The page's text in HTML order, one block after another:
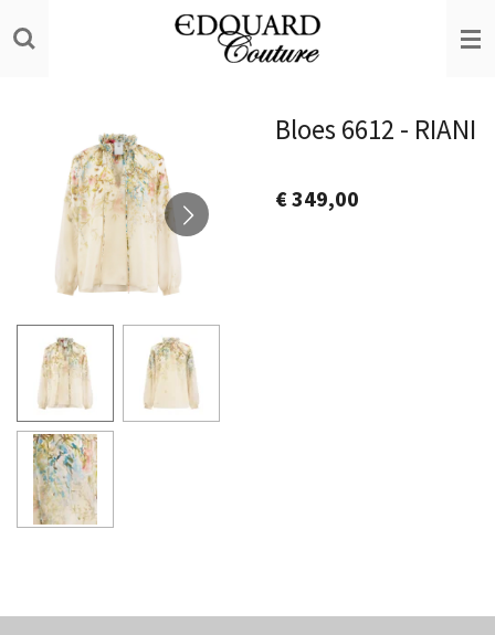
direct
hoofdinhoud
Bloes 6612 - RIANI
€ 349,00